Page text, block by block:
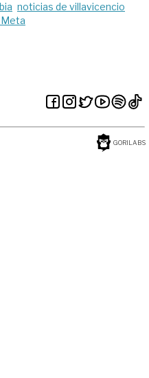
noticias de villavicencio
GORILABS